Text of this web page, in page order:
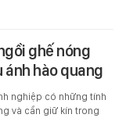
ghế nóng
hào quang
nghiệp có những tính
và cần giữ kín trong